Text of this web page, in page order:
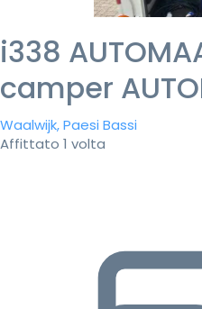
i338
camper
Waalwijk, Paesi Bassi
Affittato 1 volta